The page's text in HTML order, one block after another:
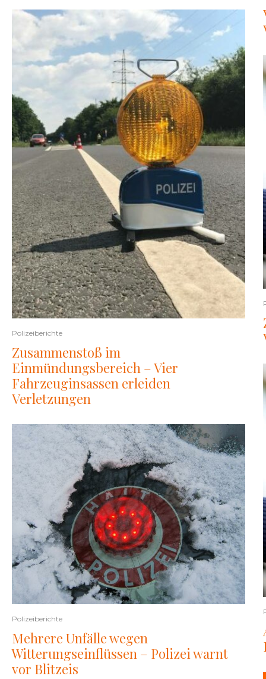
Polizeiberichte
Zusammenstoß im
Einmündungsbereich – Vier
Fahrzeuginsassen erleiden
Verletzungen
Polizeiberichte
Mehrere Unfälle wegen
Witterungseinflüssen – Polizei warnt
vor Blitzeis